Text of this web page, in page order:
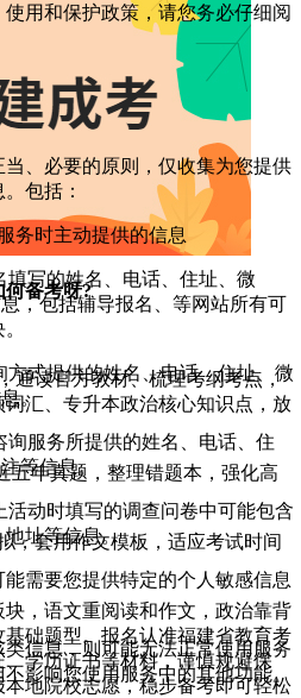
何备考呀?
读官方教材、梳理考纲考点，
汇、专升本政治核心知识点，放
年真题，整理错题本，强化高
套用作文模板，适应考试时间
，语文重阅读和作文，政治靠背
础题型。报名认准福建省教育考
学历证书等材料，谨慎规避保
地院校志愿，稳步备考即可轻松
用和保护政策，请您务必仔细阅
、必要的原则，仅收集为您提供
包括：
务时主动提供的信息
填写的姓名、电话、住址、微
，包括辅导报名、等网站所有可
方式提供的姓名、电话、住址、微
。
询服务所提供的姓名、电话、住
等信息。
活动时填写的调查问卷中可能包含
地址等信息。
需要您提供特定的个人敏感信息
信息，则可能无法正常使用服务
影响您使用服务中的其他功能。